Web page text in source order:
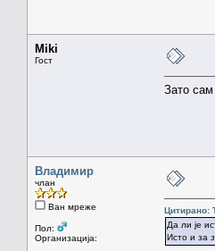
Miki
Гост
Зато
Владимир
члан
Ван мреже
Пол:
Организација:
Цитирано:
Да ли је
Исто и за